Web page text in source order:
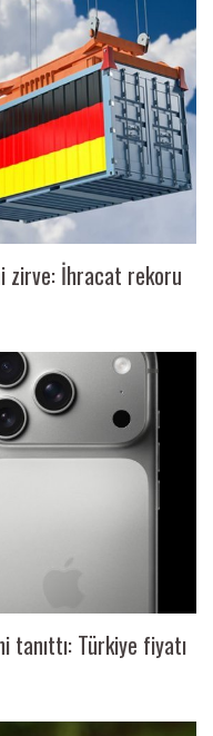
zirve: İhracat rekoru
tanıttı: Türkiye fiyatı